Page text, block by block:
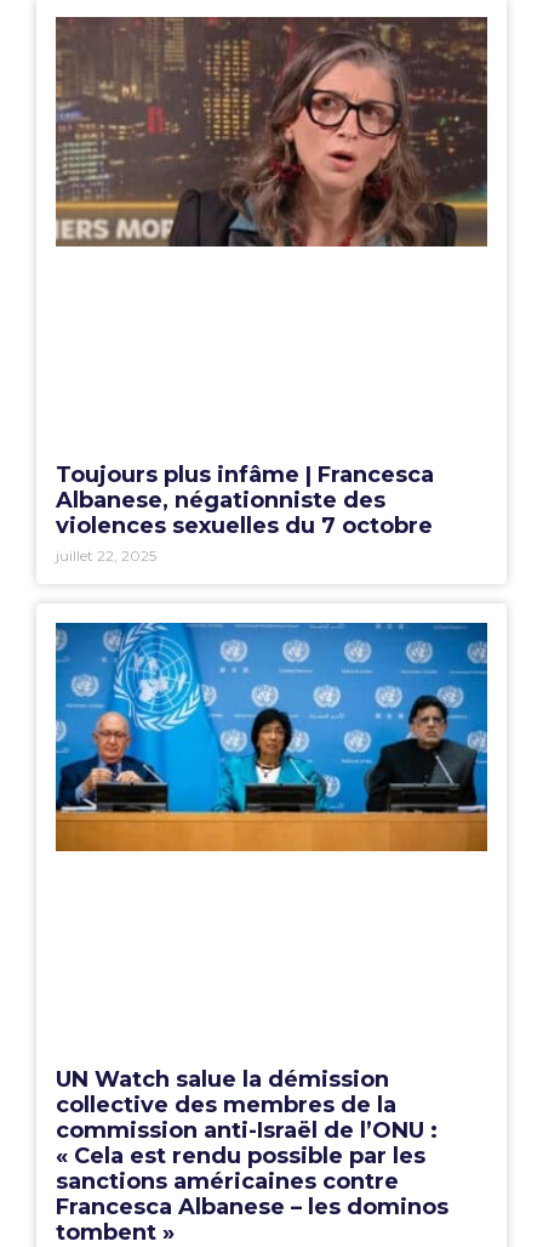
Toujours plus infâme | Francesca
Albanese, négationniste des
violences sexuelles du 7 octobre
juillet 22, 2025
UN Watch salue la démission
collective des membres de la
commission anti-Israël de l’ONU :
« Cela est rendu possible par les
sanctions américaines contre
Francesca Albanese – les dominos
tombent »